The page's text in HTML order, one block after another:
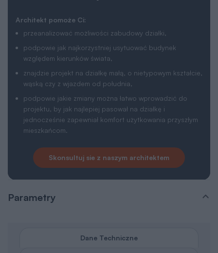
Architekt pomoże Ci:
przeanalizować możliwości zabudowy działki,
podpowie jak najkorzystniej usytuować budynek
względem kierunków świata,
znajdzie projekt na działkę małą, o nietypowym kształcie,
wąską czy z wjazdem od południa,
podpowie jakie zmiany można łatwo wprowadzić do
projektu, by jak najlepiej pasował na działkę i
jednocześnie zapewniał komfort użytkowania przyszłym
mieszkańcom.
Skonsultuj sie z naszym architektem
Parametry
Dane Techniczne